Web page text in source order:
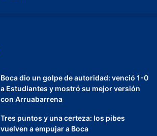
Boca dio un golpe de autoridad: venció 1-0
a Estudiantes y mostró su mejor versión
con Arruabarrena
Tres puntos y una certeza: los pibes
vuelven a empujar a Boca